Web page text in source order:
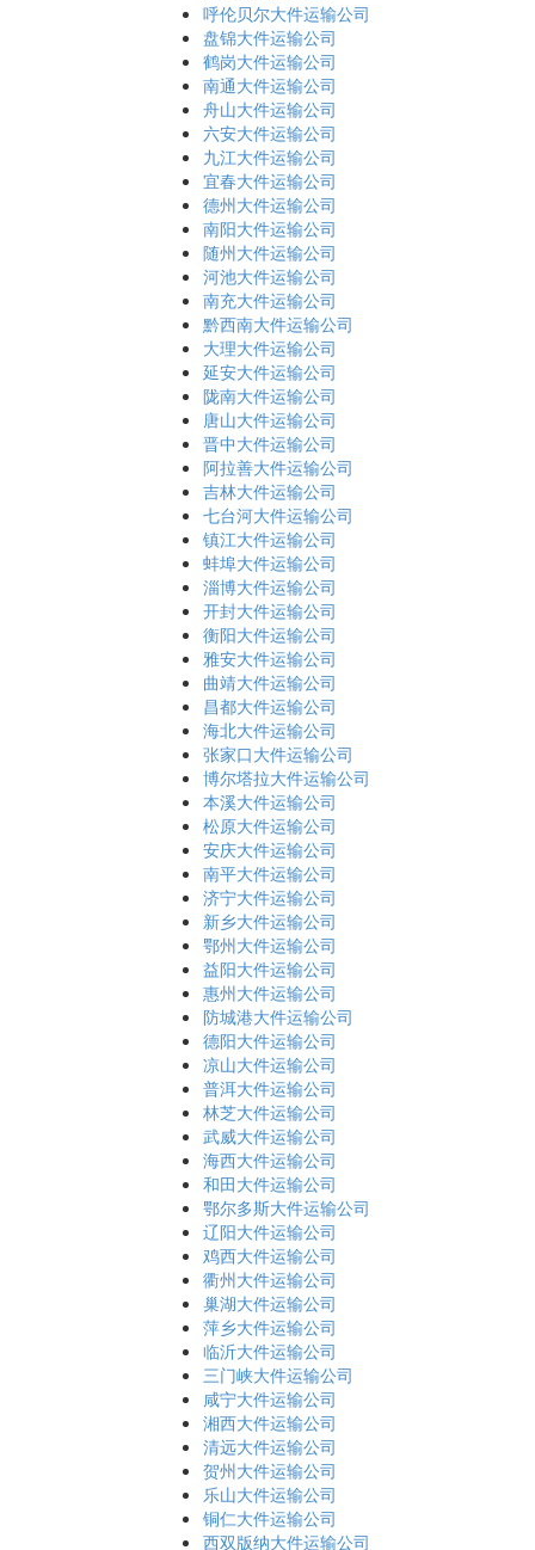
呼伦贝尔大件运输公司
盘锦大件运输公司
鹤岗大件运输公司
南通大件运输公司
舟山大件运输公司
六安大件运输公司
九江大件运输公司
宜春大件运输公司
德州大件运输公司
南阳大件运输公司
随州大件运输公司
河池大件运输公司
南充大件运输公司
黔西南大件运输公司
大理大件运输公司
延安大件运输公司
陇南大件运输公司
唐山大件运输公司
晋中大件运输公司
阿拉善大件运输公司
吉林大件运输公司
七台河大件运输公司
镇江大件运输公司
蚌埠大件运输公司
淄博大件运输公司
开封大件运输公司
衡阳大件运输公司
雅安大件运输公司
曲靖大件运输公司
昌都大件运输公司
海北大件运输公司
张家口大件运输公司
博尔塔拉大件运输公司
本溪大件运输公司
松原大件运输公司
安庆大件运输公司
南平大件运输公司
济宁大件运输公司
新乡大件运输公司
鄂州大件运输公司
益阳大件运输公司
惠州大件运输公司
防城港大件运输公司
德阳大件运输公司
凉山大件运输公司
普洱大件运输公司
林芝大件运输公司
武威大件运输公司
海西大件运输公司
和田大件运输公司
鄂尔多斯大件运输公司
辽阳大件运输公司
鸡西大件运输公司
衢州大件运输公司
巢湖大件运输公司
萍乡大件运输公司
临沂大件运输公司
三门峡大件运输公司
咸宁大件运输公司
湘西大件运输公司
清远大件运输公司
贺州大件运输公司
乐山大件运输公司
铜仁大件运输公司
西双版纳大件运输公司